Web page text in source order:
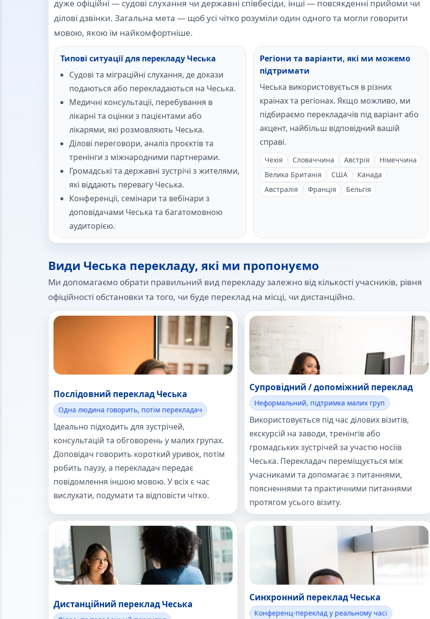
дуже офіційні — судові слухання чи державні співбесіди, інші — повсякденні прийоми чи
ділові дзвінки. Загальна мета — щоб усі чітко розуміли один одного та могли говорити
мовою, якою їм найкомфортніше.
Типові ситуації для перекладу Чеська
Судові та міграційні слухання, де докази
подаються або перекладаються на Чеська.
Медичні консультації, перебування в
лікарні та оцінки з пацієнтами або
лікарями, які розмовляють Чеська.
Ділові переговори, аналіз проєктів та
тренінги з міжнародними партнерами.
Громадські та державні зустрічі з жителями,
які віддають перевагу Чеська.
Конференції, семінари та вебінари з
доповідачами Чеська та багатомовною
аудиторією.
Регіони та варіанти, які ми можемо
підтримати
Чеська використовується в різних
країнах та регіонах. Якщо можливо, ми
підбираємо перекладачів під варіант або
акцент, найбільш відповідний вашій
справі.
Чехія Словаччина Австрія
Німеччина
Велика Британія
США
Канада
Австралія
Франція Бельгія
Види Чеська перекладу, які ми пропонуємо
Ми допомагаємо обрати правильний вид перекладу залежно від кількості учасників, рівня
офіційності обстановки та того, чи буде переклад на місці, чи дистанційно.
Послідовний переклад Чеська
Одна людина говорить, потім перекладач
Ідеально підходить для зустрічей,
консультацій та обговорень у малих групах.
Доповідач говорить короткий уривок, потім
робить паузу, а перекладач передає
повідомлення іншою мовою. У всіх є час
вислухати, подумати та відповісти чітко.
Супровідний / допоміжний переклад
Неформальний, підтримка малих груп
Використовується під час ділових візитів,
екскурсій на заводи, тренінгів або
громадських зустрічей за участю носіїв
Чеська. Перекладач переміщується між
учасниками та допомагає з питаннями,
поясненнями та практичними питаннями
протягом усього візиту.
Дистанційний переклад Чеська
Синхронний переклад Чеська
Конференц-переклад у реальному часі